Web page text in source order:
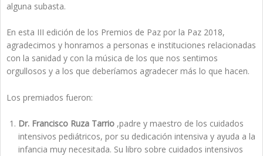
alguna subasta.
En esta III edición de los Premios de Paz por la Paz 2018,
agradecimos y honramos a personas e instituciones relacionadas
con la sanidad y con la música de los que nos sentimos
orgullosos y a los que deberíamos agradecer más lo que hacen.
Los premiados fueron:
Dr. Francisco Ruza Tarrio ,padre y maestro de los cuidados
intensivos pediátricos, por su dedicación intensiva y ayuda a la
infancia muy necesitada. Su libro sobre cuidados intensivos